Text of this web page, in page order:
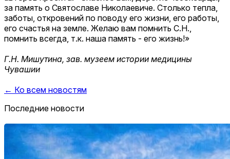
за память о Святославе Николаевиче. Столько тепла,
заботы, откровений по поводу его жизни, его работы,
его счастья на земле. Желаю вам помнить С.Н.,
помнить всегда, т.к. наша память - его жизнь!»
Г.Н. Мишутина, зав. музеем истории медицины
Чувашии
← Ко всем новостям
Последние новости